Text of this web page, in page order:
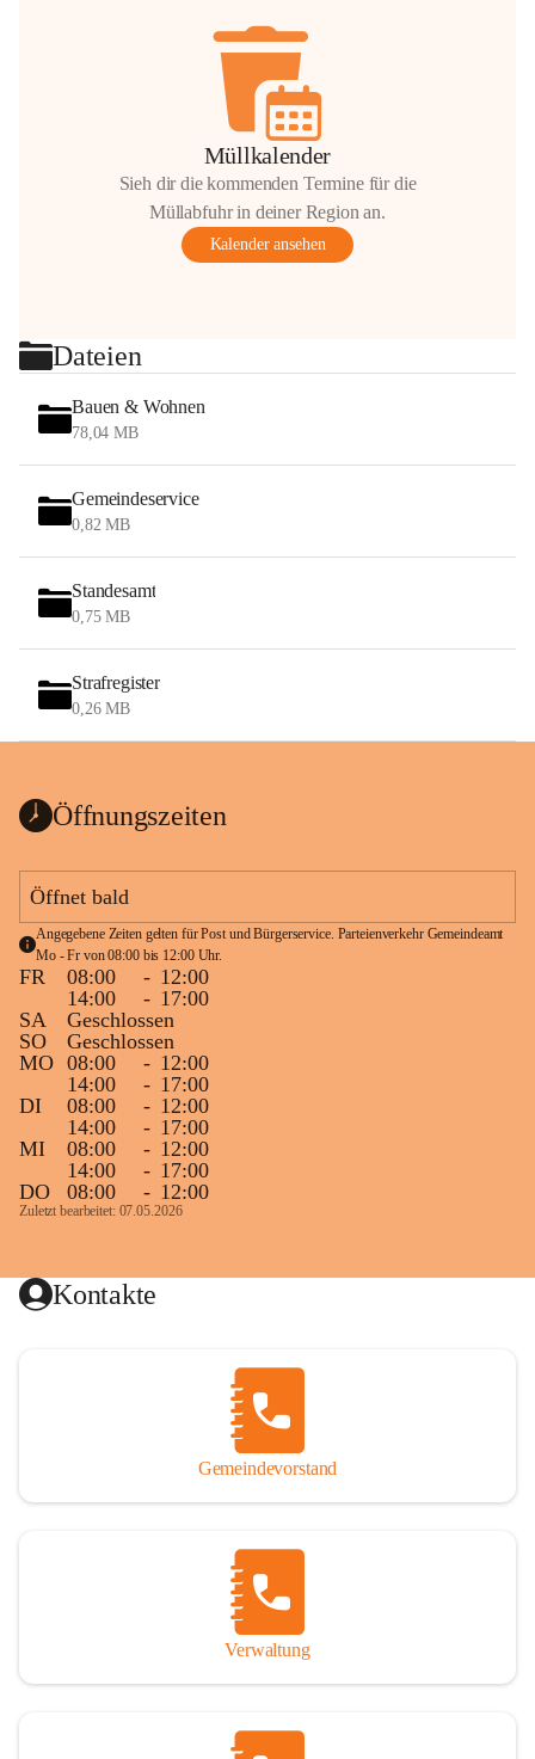
Müllkalender
Sieh dir die kommenden Termine für die
Müllabfuhr in deiner Region an.
Kalender ansehen
Dateien
Bauen & Wohnen
78,04 MB
Gemeindeservice
0,82 MB
Standesamt
0,75 MB
Strafregister
0,26 MB
Öffnungszeiten
Öffnet bald
Angegebene Zeiten gelten für Post und Bürgerservice. Parteienverkehr Gemeindeamt
Mo - Fr von 08:00 bis 12:00 Uhr.
FR 08:00 - 12:00
14:00
- 17:00
SA
Geschlossen
SO
Geschlossen
MO 08:00 - 12:00
14:00
- 17:00
DI
08:00 - 12:00
14:00
- 17:00
MI
08:00 - 12:00
14:00
- 17:00
DO
08:00 - 12:00
Zuletzt bearbeitet: 07.05.2026
Kontakte
Gemeindevorstand
Verwaltung